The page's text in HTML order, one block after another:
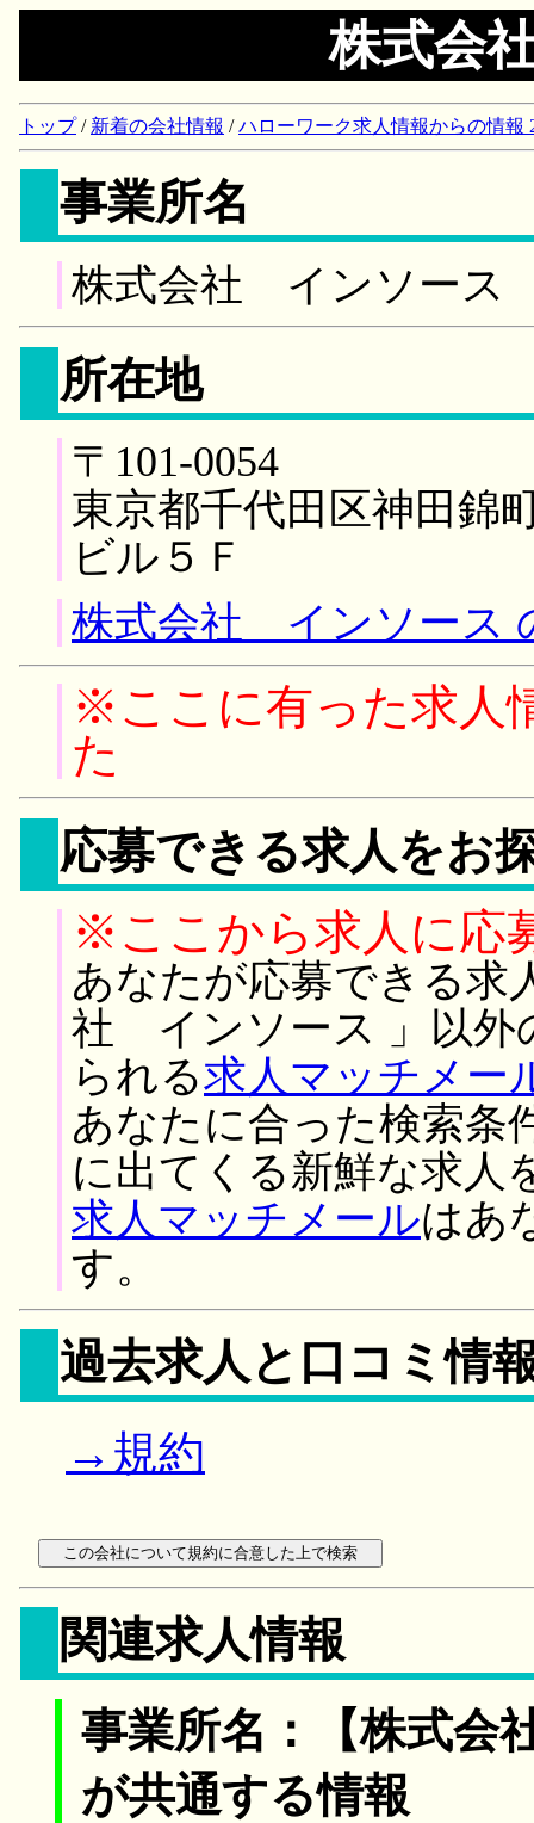
株式会
トップ/ 新着の会社情報 /ハローワーク求人情報からの情報
事業所名
株式会社 インソース
所在地
〒101-0054
東京都千代田区神田錦
ビル５Ｆ
株式会社 インソース
※ここに有った求人
た
応募できる求人をお
※ここから求人に応
あなたが応募できる求
社 インソース 」以外
られる求人マッチメー
あなたに合った検索条
に出てくる新鮮な求人
求人マッチメールはあ
す。
過去求人と口コミ情
→規約
関連求人情報
事業所名：【株式
が共通する情報